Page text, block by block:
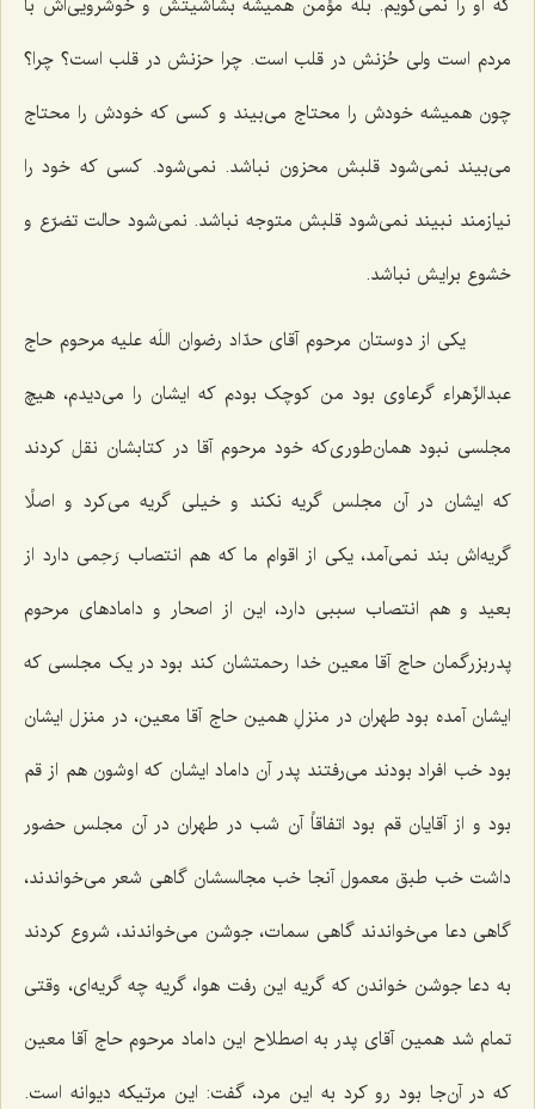
مردم است ولی حُزنش در قلب است. چرا حزنش در قلب است؟ چرا؟
چون همیشه خودش را محتاج می‌بیند و کسی که خودش را محتاج
می‌بیند نمی‌شود قلبش محزون نباشد. نمی‌شود. کسی که خود را
نیازمند نبیند نمی‌شود قلبش متوجه نباشد. نمی‌شود حالت تضرّع و
خشوع برایش نباشد.
یکی از دوستان مرحوم آقای حدّاد رضوان اللَه علیه مرحوم حاج
عبدالزّهراء گرعاوی بود من کوچک بودم که ایشان را می‌دیدم، هیچ
مجلسی نبود همان‌طوری‌که خود مرحوم آقا در کتابشان نقل کردند
که ایشان در آن مجلس گریه نکند و خیلی گریه می‌کرد و اصلًا
گریه‌اش بند نمی‌آمد، یکی از اقوام ما که هم انتصاب رَحِمی دارد از
بعید و هم انتصاب سببی دارد، این از اصحار و دامادهای مرحوم
پدربزرگمان حاج آقا معین خدا رحمتشان کند بود در یک مجلسی که
ایشان آمده بود طهران در منزلِ همین حاج آقا معین، در منزل ایشان
بود خب افراد بودند می‌رفتند پدر آن داماد ایشان که اوشون هم از قم
بود و از آقایان قم بود اتفاقاً آن شب در طهران در آن مجلس حضور
داشت خب طبق معمول آنجا خب مجالسشان گاهی شعر می‌خواندند،
گاهی دعا می‌خواندند گاهی سمات، جوشن می‌خواندند، شروع کردند
به دعا جوشن خواندن که گریه این رفت هوا، گریه چه گریه‌ای، وقتی
تمام شد همین آقای پدر به اصطلاح این داماد مرحوم حاج آقا معین
که در آن‌جا بود رو کرد به این مرد، گفت: این مرتیکه دیوانه است.